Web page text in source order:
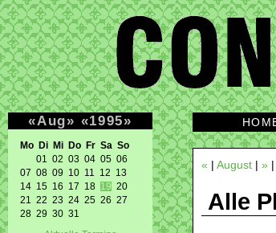
«Aug» «1995»
Mo Di Mi Do Fr Sa So
01 02 03 04 05 06
07 08 09 10 11 12 13
14 15 16 17 18 19 20
21 22 23 24 25 26 27
28 29 30 31
« | August | » |
Alle